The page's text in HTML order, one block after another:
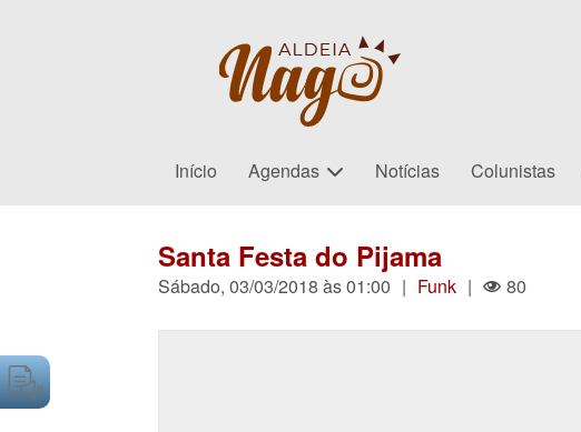
Início Agendas Notícias Colunistas
Santa Festa do Pijama
Sábado, 03/03/2018 às 01:00 | Funk | 80